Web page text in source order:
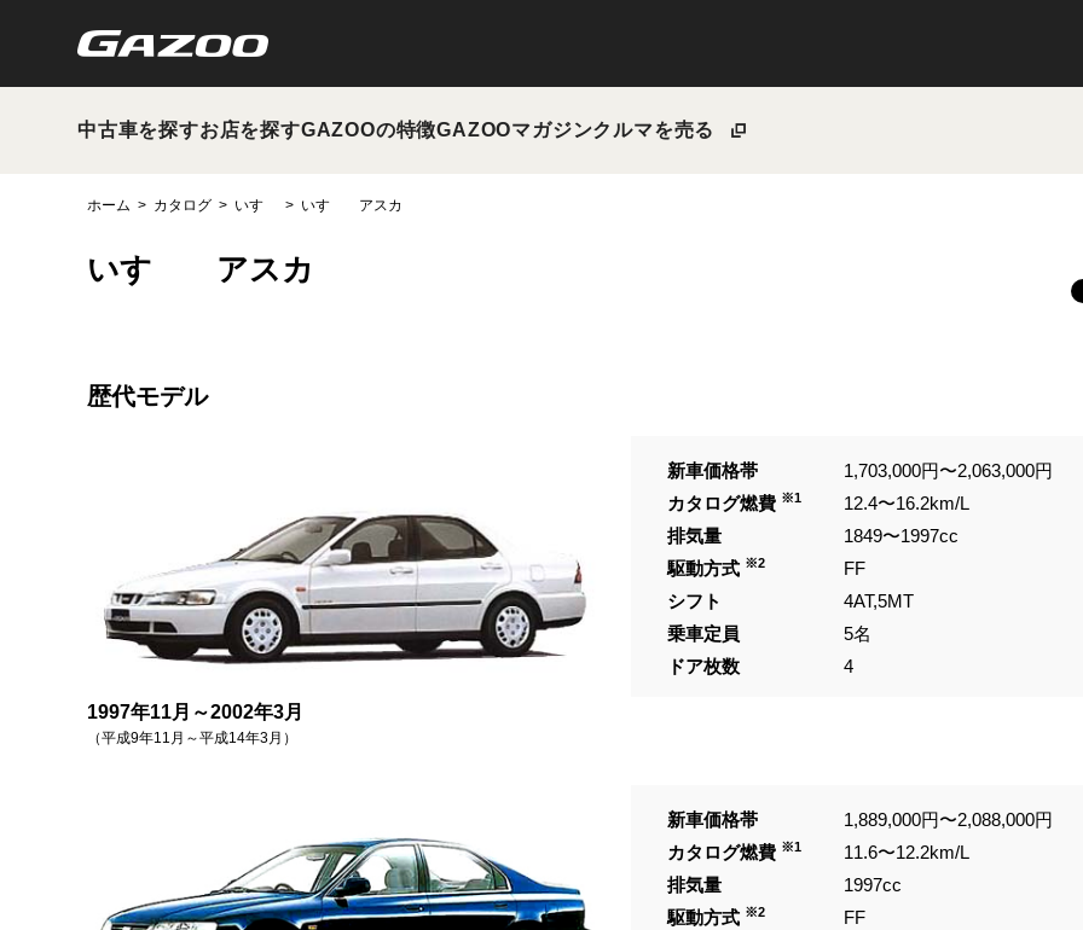
中古車を探すお店を探すGAZOOの特徴GAZOOマガジンクルマを売る
ホーム カタログ いすゞ いすゞ アスカ
いすゞ アスカ
歴代モデル
1997年11月～2002年3月
（平成9年11月～平成14年3月）
新車価格帯
1,703,000円〜2,063,000円
カタログ燃費 ※1
12.4〜16.2km/L
排気量
1849〜1997cc
駆動方式 ※2
FF
シフト
4AT,5MT
乗車定員
5名
ドア枚数
4
新車価格帯
1,889,000円〜2,088,000円
カタログ燃費 ※1
11.6〜12.2km/L
排気量
1997cc
駆動方式 ※2
FF